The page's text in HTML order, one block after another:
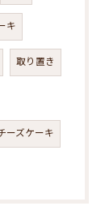
キ
取り置き
ーズケーキ